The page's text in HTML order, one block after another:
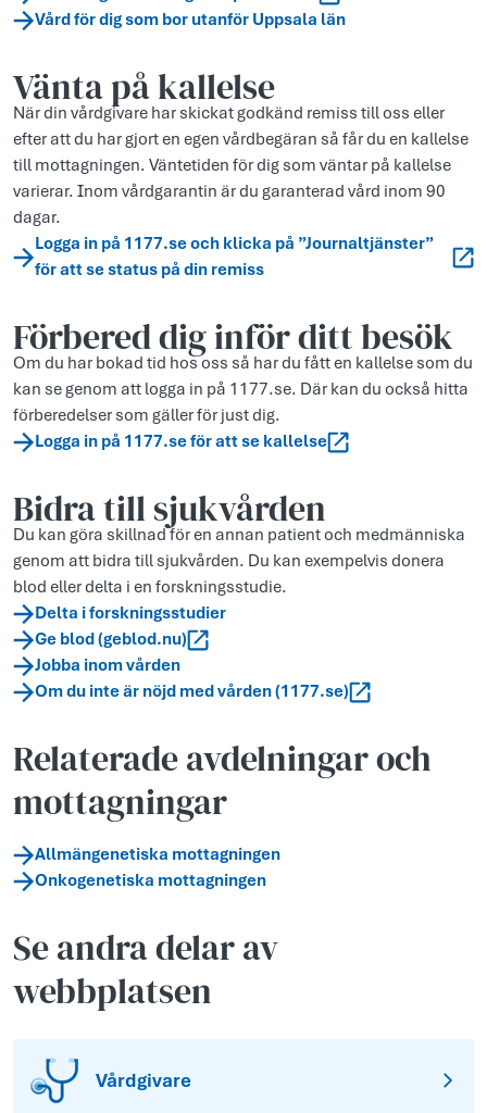
Vård för dig som bor utanför Uppsala län
Vänta på kallelse
När din vårdgivare har skickat godkänd remiss till oss eller
efter att du har gjort en egen vårdbegäran så får du en kallelse
till mottagningen. Väntetiden för dig som väntar på kallelse
varierar. Inom vårdgarantin är du garanterad vård inom 90
dagar.
Logga in på 1177.se och klicka på ”Journaltjänster”
för att se status på din remiss
Förbered dig inför ditt besök
Om du har bokad tid hos oss så har du fått en kallelse som du
kan se genom att logga in på 1177.se. Där kan du också hitta
förberedelser som gäller för just dig.
Logga in på 1177.se för att se kallelse
Bidra till sjukvården
Du kan göra skillnad för en annan patient och medmänniska
genom att bidra till sjukvården. Du kan exempelvis donera
blod eller delta i en forskningsstudie.
Delta i forskningsstudier
Ge blod (geblod.nu)
Jobba inom vården
Om du inte är nöjd med vården (1177.se)
Relaterade avdelningar och
mottagningar
Allmängenetiska mottagningen
Onkogenetiska mottagningen
Se andra delar av
webbplatsen
Vårdgivare